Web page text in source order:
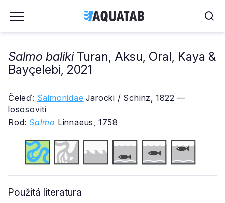
Salmo balikiTuran, Aksu, Oral, Kaya &
Bayçelebi, 2021
Čeleď: Salmonidae Jarocki / Schinz, 1822 —
lososovití
Rod: Salmo Linnaeus, 1758
Použitá literatura